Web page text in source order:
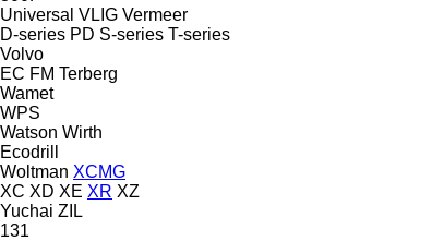
Universal VLIG Vermeer
D-series PD S-series T-series
Volvo
EC FM Terberg
Wamet
WPS
Watson Wirth
Ecodrill
Woltman XCMG
XC XD XE XR XZ
Yuchai ZIL
131